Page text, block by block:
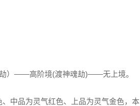
）——高阶境(渡神魂劫)——无上境。
中品为灵气红色、上品为灵气金色，本